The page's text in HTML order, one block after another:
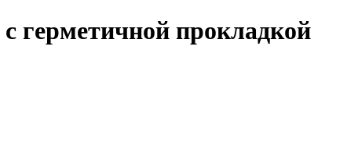
герметичной прокладкой